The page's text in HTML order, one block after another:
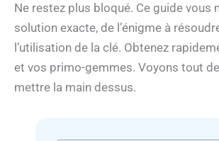
Ne restez plus bloqué. Ce guide vous
solution exacte, de l’énigme à
l’utilisation de la clé. Obtenez
et vos primo-gemmes. Voyons tout
mettre la main dessus.